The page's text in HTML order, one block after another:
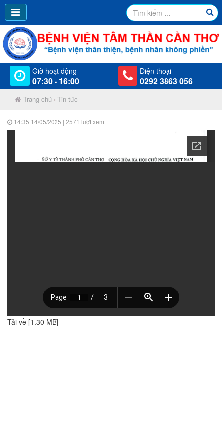
Giờ hoạt động
07:30 - 16:00
Điện thoại
0292 3863 056
Trang chủ › Tin tức
14:35 14/05/2025 | 2571 lượt xem
Tải về [1.30 MB]